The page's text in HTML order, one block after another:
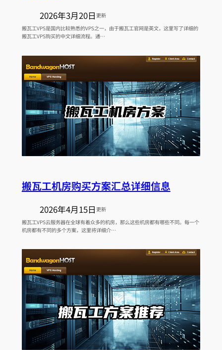
2026年3月20日 更新
搬瓦工VPS是国内比较熟悉的VPS之一，由于搬瓦工官网是英文，这里写了详细的
搬瓦工VPS购买的中文详细流程。通…
搬瓦工机房购买方案汇总详细信息
2026年4月15日 更新
搬瓦工VPS云服务器在全球有着众多的机房，那么这些机房都有哪些不同。每一个
机房都有不同的多个方案，这里将详细介…